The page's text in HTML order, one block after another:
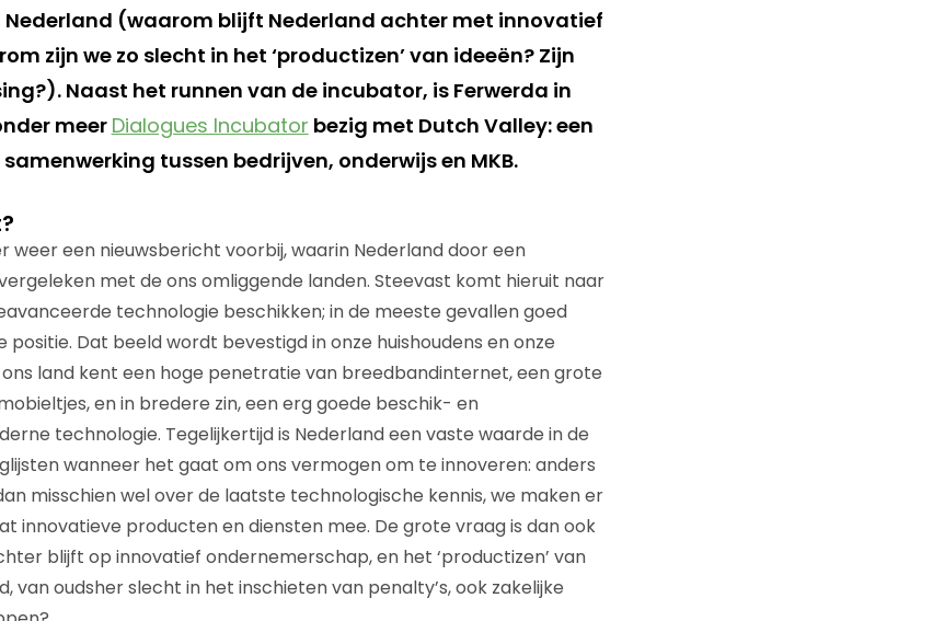
(waarom blijft Nederland achter met innovatief
zijn we zo slecht in het ‘productizen’ van ideeën? Zijn
Naast het runnen van de incubator, is Ferwerda in
meerDialogues Incubator bezig met Dutch Valley: een
tussen bedrijven, onderwijs en MKB.
weer een nieuwsbericht voorbij, waarin Nederland door een
met de ons omliggende landen. Steevast komt hieruit naar
technologie beschikken; in de meeste gevallen goed
Dat beeld wordt bevestigd in onze huishoudens en onze
land kent een hoge penetratie van breedbandinternet, een grote
en in bredere zin, een erg goede beschik- en
technologie. Tegelijkertijd is Nederland een vaste waarde in de
wanneer het gaat om ons vermogen om te innoveren: anders
misschien wel over de laatste technologische kennis, we maken er
innovatieve producten en diensten mee. De grote vraag is dan ook
blijft op innovatief ondernemerschap, en het ‘productizen’ van
van oudsher slecht in het inschieten van penalty’s, ook zakelijke